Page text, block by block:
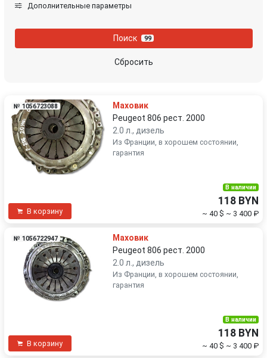
Дополнительные параметры
Поиск 99
Сбросить
№ 1056723088
Маховик
Peugeot 806 рест. 2000
2.0 л., дизель
Из Франции, в хорошем состоянии,
гарантия
В корзину
В наличии
118 BYN
~ 40 $ ~ 3 400 ₽
№ 1056722947
Маховик
Peugeot 806 рест. 2000
2.0 л., дизель
Из Франции, в хорошем состоянии,
гарантия
В корзину
В наличии
118 BYN
~ 40 $ ~ 3 400 ₽